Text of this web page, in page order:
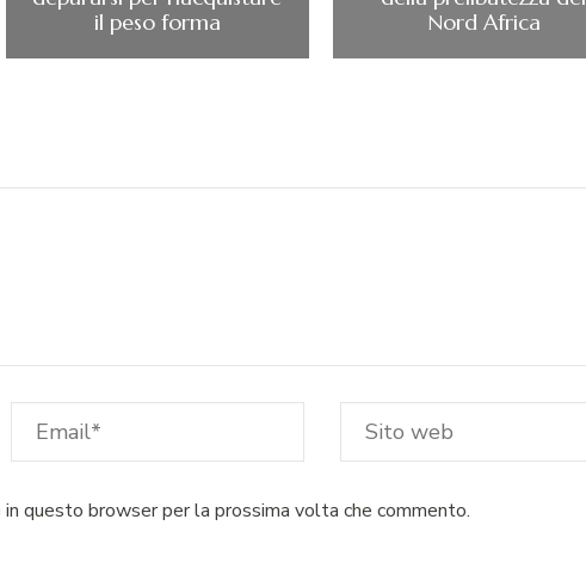
il peso forma
Nord Africa
questo browser per la prossima volta che commento.